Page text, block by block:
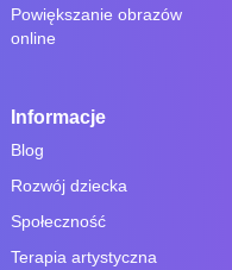
Powiększanie obrazów
online
Informacje
Blog
Rozwój dziecka
Społeczność
Terapia artystyczna